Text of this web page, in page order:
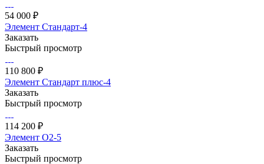
54 000 ₽
Элемент Стандарт-4
Заказать
Быстрый просмотр
110 800 ₽
Элемент Стандарт плюс-4
Заказать
Быстрый просмотр
114 200 ₽
Элемент О2-5
Заказать
Быстрый просмотр